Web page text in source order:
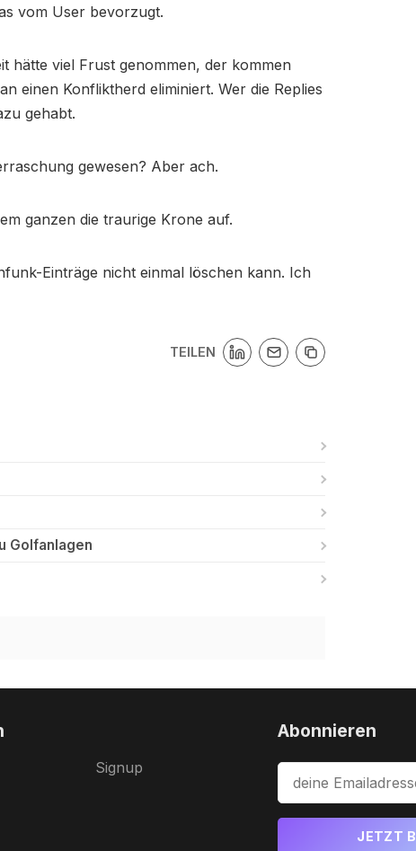
vom User bevorzugt.
hätte viel Frust genommen, der kommen
einen Konfliktherd eliminiert. Wer die Replies
gehabt.
gewesen? Aber ach.
ganzen die traurige Krone auf.
Einträge nicht einmal löschen kann. Ich
TEILEN
Golfanlagen
Signup
Abonnieren
JETZT